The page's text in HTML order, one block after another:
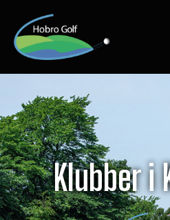
Klubber i